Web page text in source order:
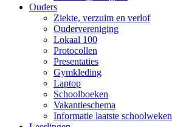
Ouders
Ziekte, verzuim en verlof
Oudervereniging
Lokaal 100
Protocollen
Presentaties
Gymkleding
Laptop
Schoolboeken
Vakantieschema
Informatie laatste schoolweken